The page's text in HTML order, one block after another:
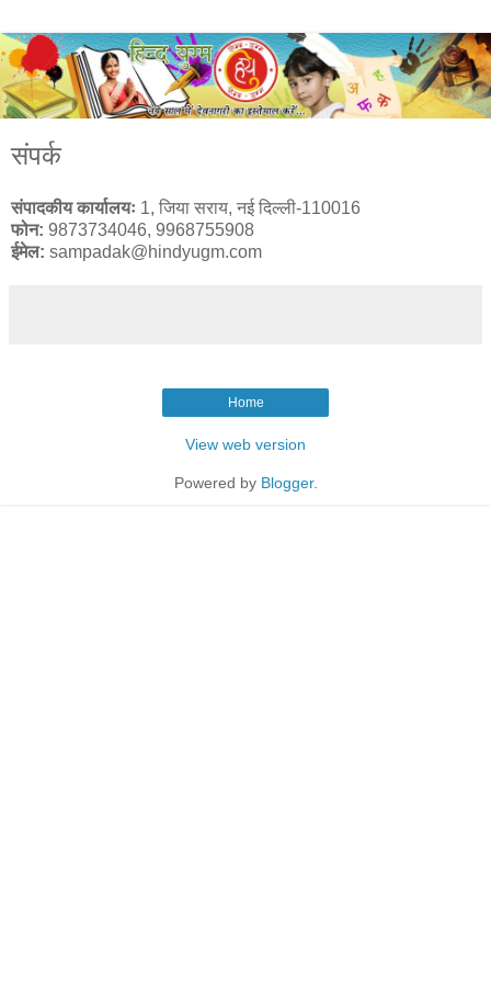
संपर्क
संपादकीय कार्यालयः 1, जिया सराय, नई दिल्ली-110016
फोन: 9873734046, 9968755908
ईमेल: sampadak@hindyugm.com
Home
View web version
Powered by Blogger.